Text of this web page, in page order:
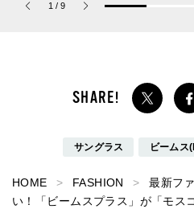
パルファム」
1 / 9
サングラス ビームス
HOME FASHION 最新フ
い！「ビームスプラス」が「モス